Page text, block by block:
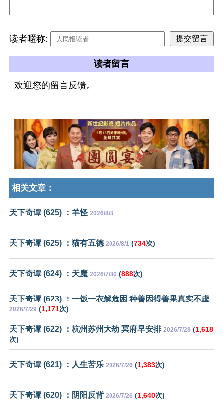
读者暱称:
读者留言
欢迎您的留言反馈。
相关文章：
天下奇谭 (625) ：羊怪 2026/8/3
天下奇谭 (625) ：猫有五德 2026/8/1 (734次)
天下奇谭 (624) ：天魔 2026/7/30 (888次)
天下奇谭 (623) ：一饭一衣解危困 种善因得善果真实不虚
2026/7/29 (1,171次)
天下奇谭 (622) ：杭州苏州大劫 冥府早安排 2026/7/28 (1,618
次)
天下奇谭 (621) ：人生苦乐 2026/7/26 (1,383次)
天下奇谭 (620) ：阴阳反背 2026/7/26 (1,640次)